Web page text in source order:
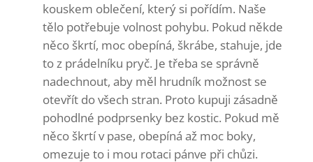
kouskem oblečení, který si pořídím. Naše
tělo potřebuje volnost pohybu. Pokud někde
něco škrtí, moc obepíná, škrábe, stahuje, jde
to z prádelníku pryč. Je třeba se správně
nadechnout, aby měl hrudník možnost se
otevřít do všech stran. Proto kupuji zásadně
pohodlné podprsenky bez kostic. Pokud mě
něco škrtí v pase, obepíná až moc boky,
omezuje to i mou rotaci pánve při chůzi.